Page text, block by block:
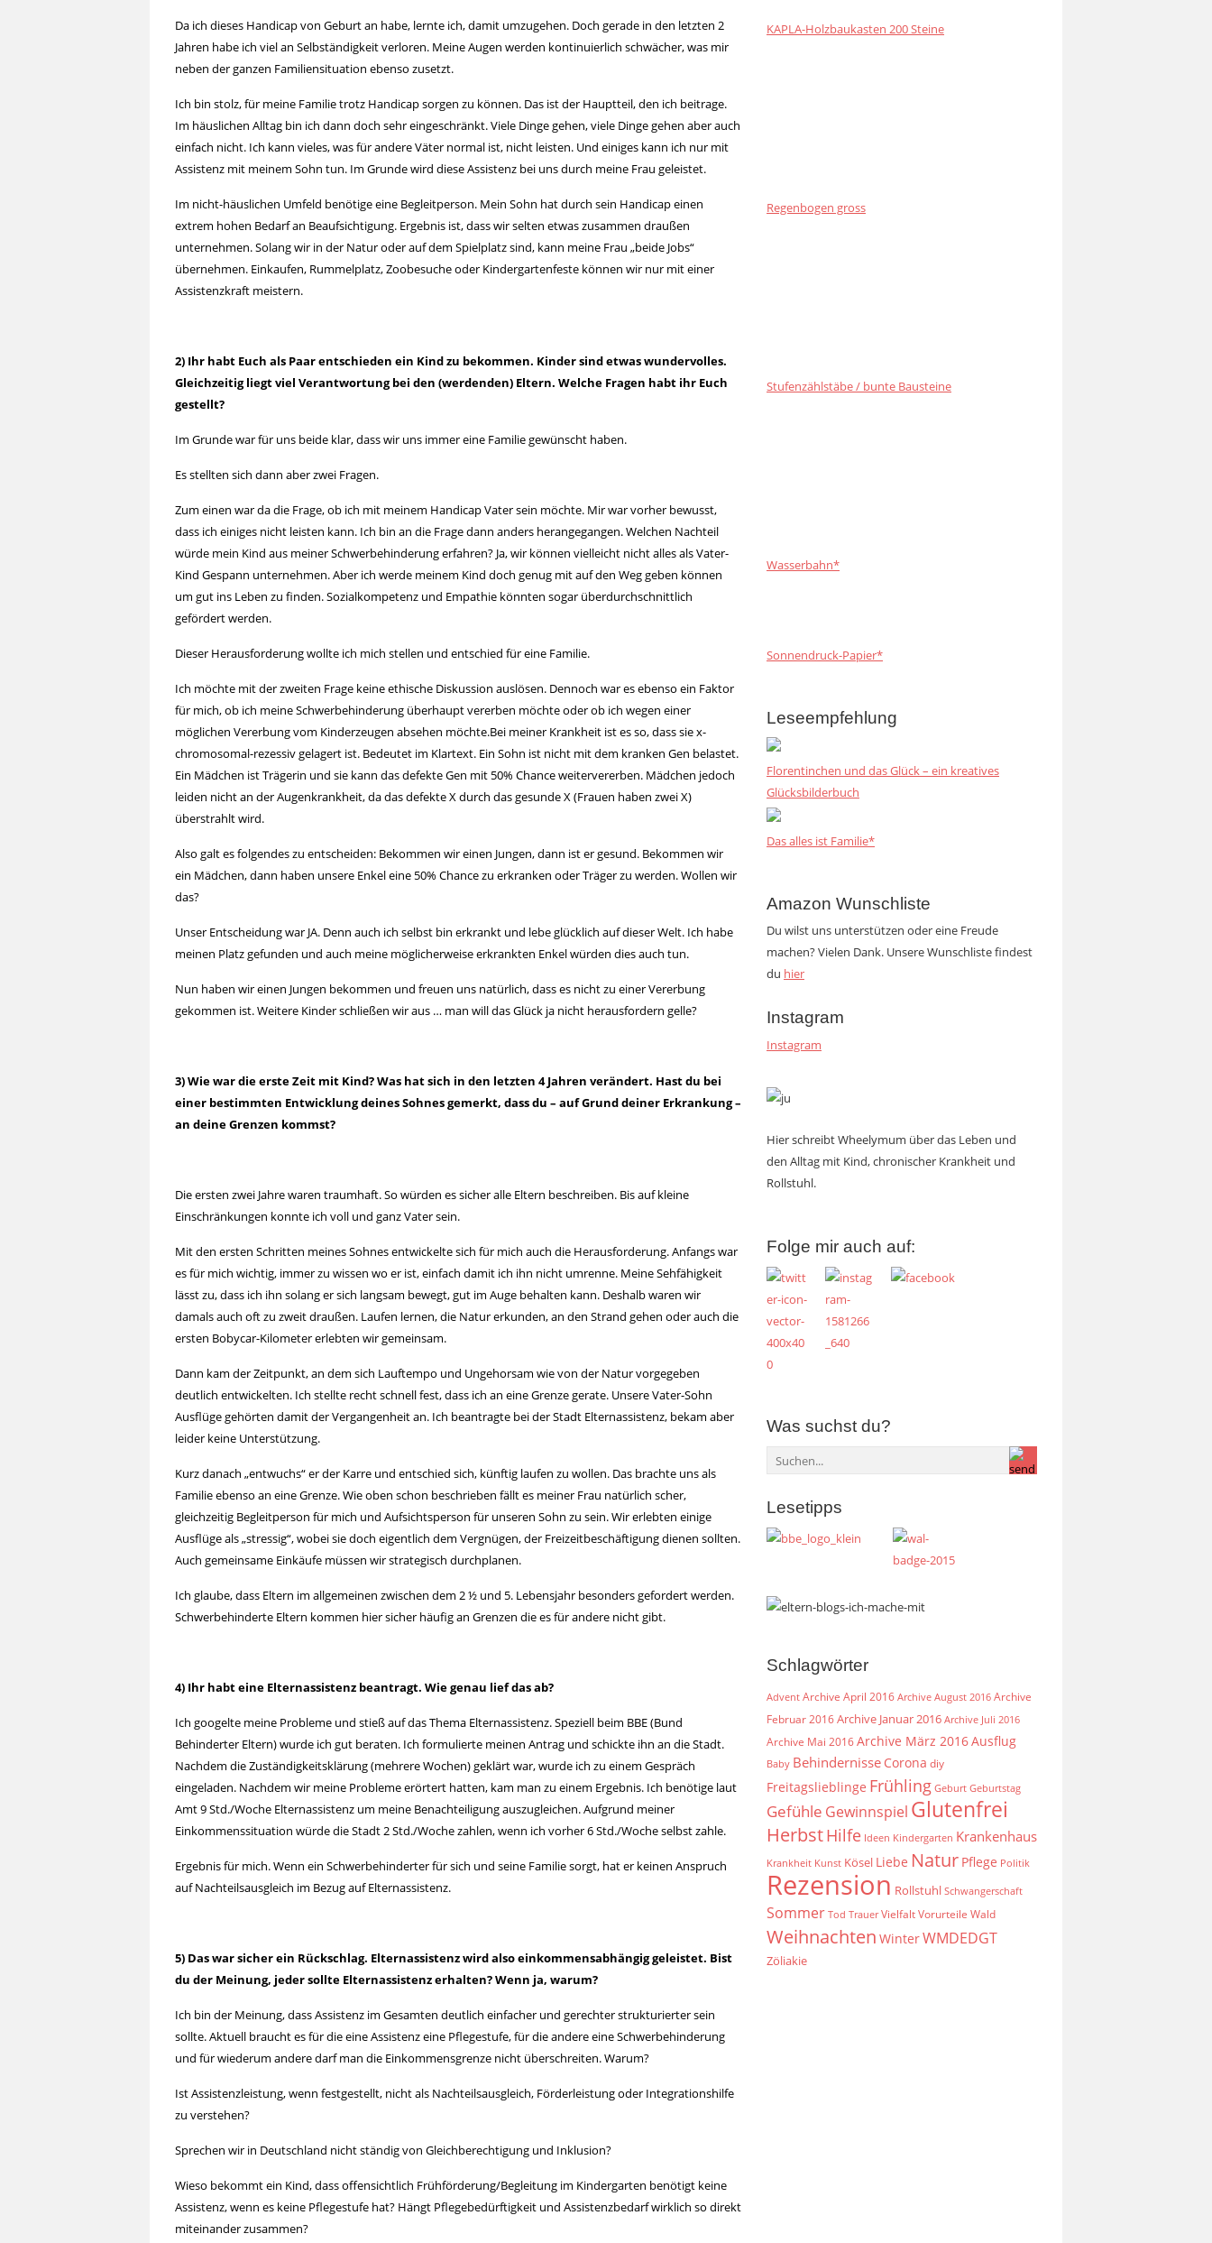
Da ich dieses Handicap von Geburt an habe, lernte ich, damit umzugehen. Doch gerade in den letzten 2
Jahren habe ich viel an Selbständigkeit verloren. Meine Augen werden kontinuierlich schwächer, was mir
neben der ganzen Familiensituation ebenso zusetzt.
Ich bin stolz, für meine Familie trotz Handicap sorgen zu können. Das ist der Hauptteil, den ich beitrage.
Im häuslichen Alltag bin ich dann doch sehr eingeschränkt. Viele Dinge gehen, viele Dinge gehen aber auch
einfach nicht. Ich kann vieles, was für andere Väter normal ist, nicht leisten. Und einiges kann ich nur mit
Assistenz mit meinem Sohn tun. Im Grunde wird diese Assistenz bei uns durch meine Frau geleistet.
Im nicht-häuslichen Umfeld benötige eine Begleitperson. Mein Sohn hat durch sein Handicap einen
extrem hohen Bedarf an Beaufsichtigung. Ergebnis ist, dass wir selten etwas zusammen draußen
unternehmen. Solang wir in der Natur oder auf dem Spielplatz sind, kann meine Frau „beide Jobs“
übernehmen. Einkaufen, Rummelplatz, Zoobesuche oder Kindergartenfeste können wir nur mit einer
Assistenzkraft meistern.
2) Ihr habt Euch als Paar entschieden ein Kind zu bekommen. Kinder sind etwas wundervolles.
Gleichzeitig liegt viel Verantwortung bei den (werdenden) Eltern. Welche Fragen habt ihr Euch
gestellt?
Im Grunde war für uns beide klar, dass wir uns immer eine Familie gewünscht haben.
Es stellten sich dann aber zwei Fragen.
Zum einen war da die Frage, ob ich mit meinem Handicap Vater sein möchte. Mir war vorher bewusst,
dass ich einiges nicht leisten kann. Ich bin an die Frage dann anders herangegangen. Welchen Nachteil
würde mein Kind aus meiner Schwerbehinderung erfahren? Ja, wir können vielleicht nicht alles als Vater-
Kind Gespann unternehmen. Aber ich werde meinem Kind doch genug mit auf den Weg geben können
um gut ins Leben zu finden. Sozialkompetenz und Empathie könnten sogar überdurchschnittlich
gefördert werden.
Dieser Herausforderung wollte ich mich stellen und entschied für eine Familie.
Ich möchte mit der zweiten Frage keine ethische Diskussion auslösen. Dennoch war es ebenso ein Faktor
für mich, ob ich meine Schwerbehinderung überhaupt vererben möchte oder ob ich wegen einer
möglichen Vererbung vom Kinderzeugen absehen möchte.Bei meiner Krankheit ist es so, dass sie x-
chromosomal-rezessiv gelagert ist. Bedeutet im Klartext. Ein Sohn ist nicht mit dem kranken Gen belastet.
Ein Mädchen ist Trägerin und sie kann das defekte Gen mit 50% Chance weitervererben. Mädchen jedoch
leiden nicht an der Augenkrankheit, da das defekte X durch das gesunde X (Frauen haben zwei X)
überstrahlt wird.
Also galt es folgendes zu entscheiden: Bekommen wir einen Jungen, dann ist er gesund. Bekommen wir
ein Mädchen, dann haben unsere Enkel eine 50% Chance zu erkranken oder Träger zu werden. Wollen wir
das?
Unser Entscheidung war JA. Denn auch ich selbst bin erkrankt und lebe glücklich auf dieser Welt. Ich habe
meinen Platz gefunden und auch meine möglicherweise erkrankten Enkel würden dies auch tun.
Nun haben wir einen Jungen bekommen und freuen uns natürlich, dass es nicht zu einer Vererbung
gekommen ist. Weitere Kinder schließen wir aus … man will das Glück ja nicht herausfordern gelle?
3) Wie war die erste Zeit mit Kind? Was hat sich in den letzten 4 Jahren verändert. Hast du bei
einer bestimmten Entwicklung deines Sohnes gemerkt, dass du – auf Grund deiner Erkrankung –
an deine Grenzen kommst?
Die ersten zwei Jahre waren traumhaft. So würden es sicher alle Eltern beschreiben. Bis auf kleine
Einschränkungen konnte ich voll und ganz Vater sein.
Mit den ersten Schritten meines Sohnes entwickelte sich für mich auch die Herausforderung. Anfangs war
es für mich wichtig, immer zu wissen wo er ist, einfach damit ich ihn nicht umrenne. Meine Sehfähigkeit
lässt zu, dass ich ihn solang er sich langsam bewegt, gut im Auge behalten kann. Deshalb waren wir
damals auch oft zu zweit draußen. Laufen lernen, die Natur erkunden, an den Strand gehen oder auch die
ersten Bobycar-Kilometer erlebten wir gemeinsam.
Dann kam der Zeitpunkt, an dem sich Lauftempo und Ungehorsam wie von der Natur vorgegeben
deutlich entwickelten. Ich stellte recht schnell fest, dass ich an eine Grenze gerate. Unsere Vater-Sohn
Ausflüge gehörten damit der Vergangenheit an. Ich beantragte bei der Stadt Elternassistenz, bekam aber
leider keine Unterstützung.
Kurz danach „entwuchs“ er der Karre und entschied sich, künftig laufen zu wollen. Das brachte uns als
Familie ebenso an eine Grenze. Wie oben schon beschrieben fällt es meiner Frau natürlich scher,
gleichzeitig Begleitperson für mich und Aufsichtsperson für unseren Sohn zu sein. Wir erlebten einige
Ausflüge als „stressig“, wobei sie doch eigentlich dem Vergnügen, der Freizeitbeschäftigung dienen sollten.
Auch gemeinsame Einkäufe müssen wir strategisch durchplanen.
Ich glaube, dass Eltern im allgemeinen zwischen dem 2 ½ und 5. Lebensjahr besonders gefordert werden.
Schwerbehinderte Eltern kommen hier sicher häufig an Grenzen die es für andere nicht gibt.
4) Ihr habt eine Elternassistenz beantragt. Wie genau lief das ab?
Ich googelte meine Probleme und stieß auf das Thema Elternassistenz. Speziell beim BBE (Bund
Behinderter Eltern) wurde ich gut beraten. Ich formulierte meinen Antrag und schickte ihn an die Stadt.
Nachdem die Zuständigkeitsklärung (mehrere Wochen) geklärt war, wurde ich zu einem Gespräch
eingeladen. Nachdem wir meine Probleme erörtert hatten, kam man zu einem Ergebnis. Ich benötige laut
Amt 9 Std./Woche Elternassistenz um meine Benachteiligung auszugleichen. Aufgrund meiner
Einkommenssituation würde die Stadt 2 Std./Woche zahlen, wenn ich vorher 6 Std./Woche selbst zahle.
Ergebnis für mich. Wenn ein Schwerbehinderter für sich und seine Familie sorgt, hat er keinen Anspruch
auf Nachteilsausgleich im Bezug auf Elternassistenz.
5) Das war sicher ein Rückschlag. Elternassistenz wird also einkommensabhängig geleistet. Bist
du der Meinung, jeder sollte Elternassistenz erhalten? Wenn ja, warum?
Ich bin der Meinung, dass Assistenz im Gesamten deutlich einfacher und gerechter strukturierter sein
sollte. Aktuell braucht es für die eine Assistenz eine Pflegestufe, für die andere eine Schwerbehinderung
und für wiederum andere darf man die Einkommensgrenze nicht überschreiten. Warum?
Ist Assistenzleistung, wenn festgestellt, nicht als Nachteilsausgleich, Förderleistung oder Integrationshilfe
zu verstehen?
Sprechen wir in Deutschland nicht ständig von Gleichberechtigung und Inklusion?
Wieso bekommt ein Kind, dass offensichtlich Frühförderung/Begleitung im Kindergarten benötigt keine
Assistenz, wenn es keine Pflegestufe hat? Hängt Pflegebedürftigkeit und Assistenzbedarf wirklich so direkt
miteinander zusammen?
KAPLA-Holzbaukasten 200 Steine
Regenbogen gross
Stufenzählstäbe / bunte Bausteine
Wasserbahn*
Sonnendruck-Papier*
Leseempfehlung
Florentinchen und das Glück – ein kreatives
Glücksbilderbuch
Das alles ist Familie*
Amazon Wunschliste
Du wilst uns unterstützen oder eine Freude
machen? Vielen Dank. Unsere Wunschliste findest
du hier
Instagram
Instagram
Hier schreibt Wheelymum über das Leben und
den Alltag mit Kind, chronischer Krankheit und
Rollstuhl.
Folge mir auch auf:
Was suchst du?
Lesetipps
Schlagwörter
Advent Archive April 2016 Archive August 2016 Archive
Februar 2016Archive Januar 2016 Archive Juli 2016
Archive Mai 2016Archive März 2016Ausflug
Baby Behindernisse Corona diy
Freitagslieblinge Frühling Geburt Geburtstag
Gefühle Gewinnspiel Glutenfrei
HerbstHilfe Ideen Kindergarten Krankenhaus
Krankheit Kunst Kösel Liebe Natur Pflege Politik
Rezension Rollstuhl Schwangerschaft
Sommer Tod Trauer VielfaltVorurteile Wald
Weihnachten WinterWMDEDGT
Zöliakie